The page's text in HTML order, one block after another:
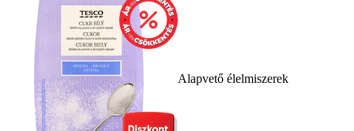
Alapvető élelmiszerek